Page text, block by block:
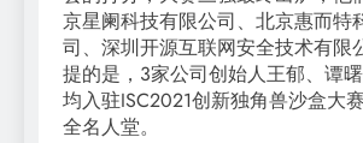
京星阑科技有限公司、北京惠而特
司、深圳开源互联网安全技术有限
提的是，3家公司创始人王郁、谭
均入驻ISC2021创新独角兽沙盒大
全名人堂。